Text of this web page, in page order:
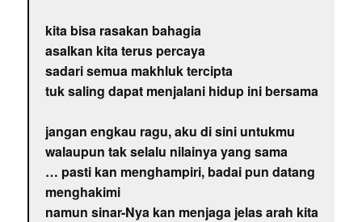
kita bisa rasakan bahagia
asalkan kita terus percaya
sadari semua makhluk tercipta
tuk saling dapat menjalani hidup ini bersama
jangan engkau ragu, aku di sini untukmu
walaupun tak selalu nilainya yang sama
… pasti kan menghampiri, badai pun datang
menghakimi
namun sinar-Nya kan menjaga jelas arah kita